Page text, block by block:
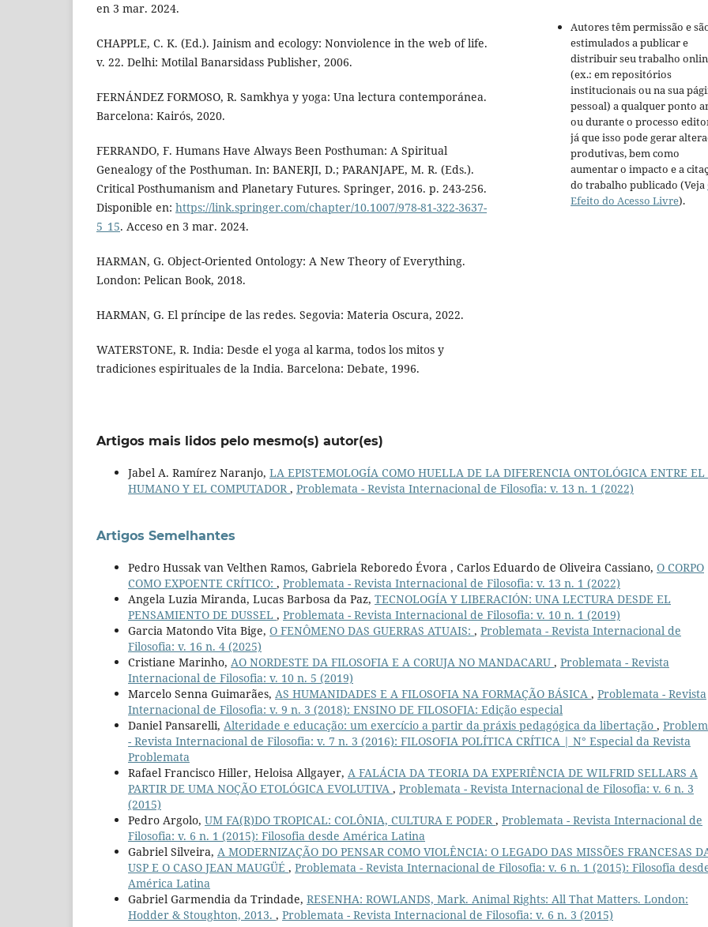
en 3 mar. 2024.
CHAPPLE, C. K. (Ed.). Jainism and ecology: Nonviolence in the web of life.
v. 22. Delhi: Motilal Banarsidass Publisher, 2006.
FERNÁNDEZ FORMOSO, R. Samkhya y yoga: Una lectura contemporánea.
Barcelona: Kairós, 2020.
FERRANDO, F. Humans Have Always Been Posthuman: A Spiritual
Genealogy of the Posthuman. In: BANERJI, D.; PARANJAPE, M. R. (Eds.).
Critical Posthumanism and Planetary Futures. Springer, 2016. p. 243-256.
Disponible en: https://link.springer.com/chapter/10.1007/978-81-322-3637-
5_15. Acceso en 3 mar. 2024.
HARMAN, G. Object-Oriented Ontology: A New Theory of Everything.
London: Pelican Book, 2018.
HARMAN, G. El príncipe de las redes. Segovia: Materia Oscura, 2022.
WATERSTONE, R. India: Desde el yoga al karma, todos los mitos y
tradiciones espirituales de la India. Barcelona: Debate, 1996.
Autores têm permissão e
estimulados a publicar e
distribuir seu trabalho
(ex.: em repositórios
institucionais ou na sua
pessoal) a qualquer ponto
ou durante o processo
já que isso pode gerar
produtivas, bem como
aumentar o impacto e a
do trabalho publicado (Veja
Efeito do Acesso Livre).
Artigos mais lidos pelo mesmo(s) autor(es)
Jabel A. Ramírez Naranjo, LA EPISTEMOLOGÍA COMO HUELLA DE LA DIFERENCIA ONTOLÓGICA ENTRE EL
HUMANO Y EL COMPUTADOR, Problemata - Revista Internacional de Filosofia: v. 13 n. 1 (2022)
Artigos Semelhantes
Pedro Hussak van Velthen Ramos, Gabriela Reboredo Évora , Carlos Eduardo de Oliveira Cassiano, O CORPO
COMO EXPOENTE CRÍTICO: , Problemata - Revista Internacional de Filosofia: v. 13 n. 1 (2022)
Angela Luzia Miranda, Lucas Barbosa da Paz, TECNOLOGÍA Y LIBERACIÓN: UNA LECTURA DESDE EL
PENSAMIENTO DE DUSSEL , Problemata - Revista Internacional de Filosofia: v. 10 n. 1 (2019)
Garcia Matondo Vita Bige, O FENÔMENO DAS GUERRAS ATUAIS: , Problemata - Revista Internacional de
Filosofia: v. 16 n. 4 (2025)
Cristiane Marinho, AO NORDESTE DA FILOSOFIA E A CORUJA NO MANDACARU , Problemata - Revista
Internacional de Filosofia: v. 10 n. 5 (2019)
Marcelo Senna Guimarães, AS HUMANIDADES E A FILOSOFIA NA FORMAÇÃO BÁSICA , Problemata - Revista
Internacional de Filosofia: v. 9 n. 3 (2018): ENSINO DE FILOSOFIA: Edição especial
Daniel Pansarelli, Alteridade e educação: um exercício a partir da práxis pedagógica da libertação ,
- Revista Internacional de Filosofia: v. 7 n. 3 (2016): FILOSOFIA POLÍTICA CRÍTICA | N° Especial da Revista
Problemata
Rafael Francisco Hiller, Heloisa Allgayer, A FALÁCIA DA TEORIA DA EXPERIÊNCIA DE WILFRID SELLARS A
PARTIR DE UMA NOÇÃO ETOLÓGICA EVOLUTIVA , Problemata - Revista Internacional de Filosofia: v. 6 n. 3
(2015)
Pedro Argolo, UM FA(R)DO TROPICAL: COLÔNIA, CULTURA E PODER, Problemata - Revista Internacional de
Filosofia: v. 6 n. 1 (2015): Filosofia desde América Latina
Gabriel Silveira, A MODERNIZAÇÃO DO PENSAR COMO VIOLÊNCIA: O LEGADO DAS MISSÕES FRANCESAS
USP E O CASO JEAN MAUGÜÉ , Problemata - Revista Internacional de Filosofia: v. 6 n. 1 (2015): Filosofia
América Latina
Gabriel Garmendia da Trindade, RESENHA: ROWLANDS, Mark. Animal Rights: All That Matters. London:
Hodder & Stoughton, 2013. , Problemata - Revista Internacional de Filosofia: v. 6 n. 3 (2015)